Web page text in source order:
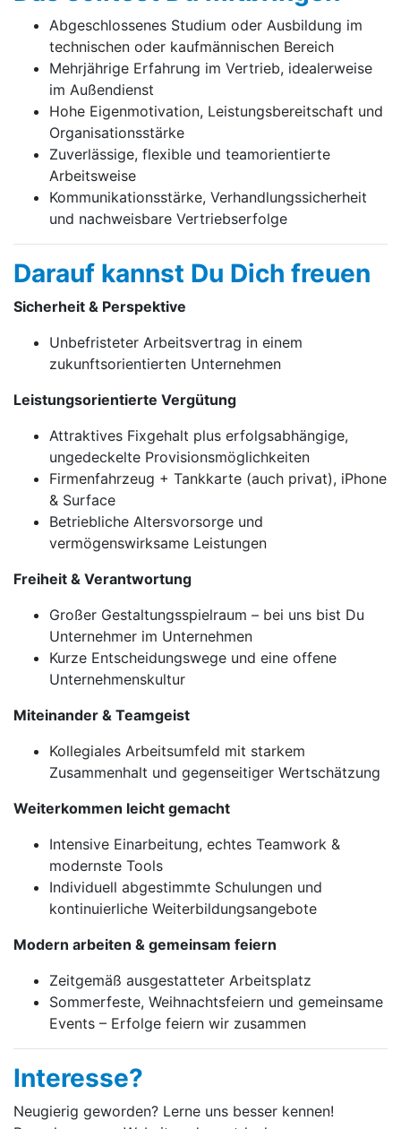
Abgeschlossenes Studium oder Ausbildung im
technischen oder kaufmännischen Bereich
Mehrjährige Erfahrung im Vertrieb, idealerweise
im Außendienst
Hohe Eigenmotivation, Leistungsbereitschaft und
Organisationsstärke
Zuverlässige, flexible und teamorientierte
Arbeitsweise
Kommunikationsstärke, Verhandlungssicherheit
und nachweisbare Vertriebserfolge
Darauf kannst Du Dich freuen
Sicherheit & Perspektive
Unbefristeter Arbeitsvertrag in einem
zukunftsorientierten Unternehmen
Leistungsorientierte Vergütung
Attraktives Fixgehalt plus erfolgsabhängige,
ungedeckelte Provisionsmöglichkeiten
Firmenfahrzeug + Tankkarte (auch privat), iPhone
& Surface
Betriebliche Altersvorsorge und
vermögenswirksame Leistungen
Freiheit & Verantwortung
Großer Gestaltungsspielraum – bei uns bist Du
Unternehmer im Unternehmen
Kurze Entscheidungswege und eine offene
Unternehmenskultur
Miteinander & Teamgeist
Kollegiales Arbeitsumfeld mit starkem
Zusammenhalt und gegenseitiger Wertschätzung
Weiterkommen leicht gemacht
Intensive Einarbeitung, echtes Teamwork &
modernste Tools
Individuell abgestimmte Schulungen und
kontinuierliche Weiterbildungsangebote
Modern arbeiten & gemeinsam feiern
Zeitgemäß ausgestatteter Arbeitsplatz
Sommerfeste, Weihnachtsfeiern und gemeinsame
Events – Erfolge feiern wir zusammen
Interesse?
Neugierig geworden? Lerne uns besser kennen!